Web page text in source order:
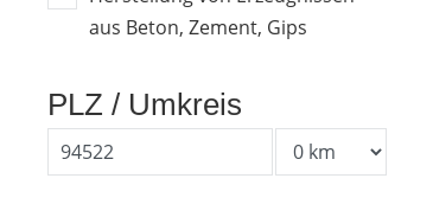
aus Beton, Zement, Gips
PLZ / Umkreis